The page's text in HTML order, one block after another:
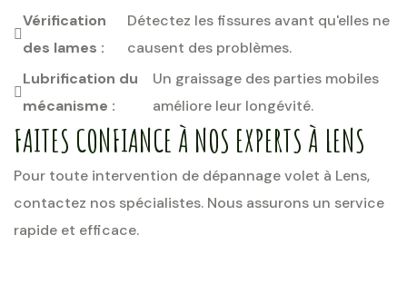
Vérification
des lames :
Détectez les fissures avant qu'elles ne
causent des problèmes.
Lubrification du
mécanisme :
Un graissage des parties mobiles
améliore leur longévité.
FAITES CONFIANCE À NOS EXPERTS À LENS
Pour toute intervention de dépannage volet à Lens,
contactez nos spécialistes. Nous assurons un service
rapide et efficace.